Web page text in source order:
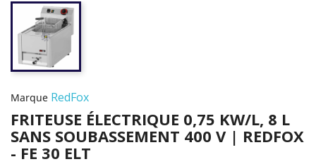
Marque RedFox
FRITEUSE ÉLECTRIQUE 0,75 KW/L, 8 L
SANS SOUBASSEMENT 400 V | REDFOX
- FE 30 ELT